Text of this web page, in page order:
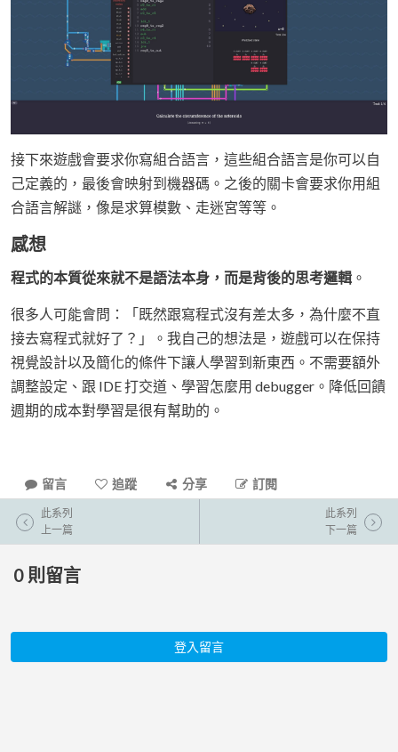
接下來遊戲會要求你寫組合語言，這些組合語言是你可以自
己定義的，最後會映射到機器碼。之後的關卡會要求你用組
合語言解謎，像是求算模數、走迷宮等等。
感想
程式的本質從來就不是語法本身，而是背後的思考邏輯 。
很多人可能會問：「既然跟寫程式沒有差太多，為什麼不直
接去寫程式就好了？」。我自己的想法是，遊戲可以在保持
視覺設計以及簡化的條件下讓人學習到新東西。不需要額外
調整設定、跟 IDE 打交道、學習怎麼用 debugger。降低回饋
週期的成本對學習是很有幫助的。
留言 追蹤 分享 訂閱
此系列
上一篇
此系列
下一篇
0 則留言
登入留言